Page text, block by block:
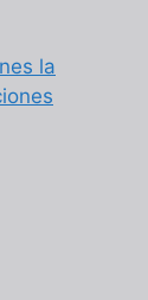
la